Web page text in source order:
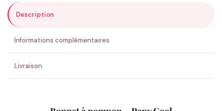
ENVOYER MA DEMANDE ✨
💚 Retour sous 24-48h🇫🇷 Flocage en France✅ Validation avant fabrication
Description
Informations complémentaires
Livraison